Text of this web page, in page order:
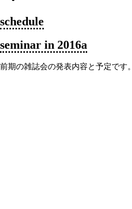
schedule
seminar in 2016a
前期の雑誌会の発表内容と予定です。